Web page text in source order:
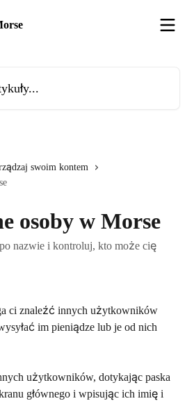
swoim kontem
osoby w Morse
nazwie i kontroluj, kto może cię
ci znaleźć innych użytkowników
im pieniądze lub je od nich
użytkowników, dotykając paska
głównego i wpisując ich imię i